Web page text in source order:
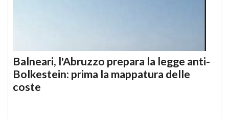
Balneari, l'Abruzzo prepara la legge anti-
Bolkestein: prima la mappatura delle
coste